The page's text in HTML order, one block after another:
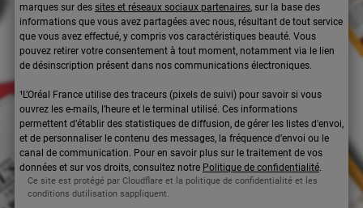
marques sur des sites et réseaux sociaux partenaires, sur la base des
informations que vous avez partagées avec nous, résultant de tout service
que vous avez effectué, y compris vos caractéristiques beauté. Vous
pouvez retirer votre consentement à tout moment, notamment via le lien
de désinscription présent dans nos communications électroniques.
¹L’Oréal France utilise des traceurs (pixels de suivi) pour savoir si vous
ouvrez les e-mails, l’heure et le terminal utilisé. Ces informations
permettent d’établir des statistiques de diffusion, de gérer les listes d'envoi,
et de personnaliser le contenu des messages, la fréquence d’envoi ou le
canal de communication. Pour en savoir plus sur le traitement de vos
données et sur vos droits, consultez notre Politique de confidentialité.
Ce site est protégé par Cloudflare et la politique de confidentialité et les
conditions dutilisation sappliquent.